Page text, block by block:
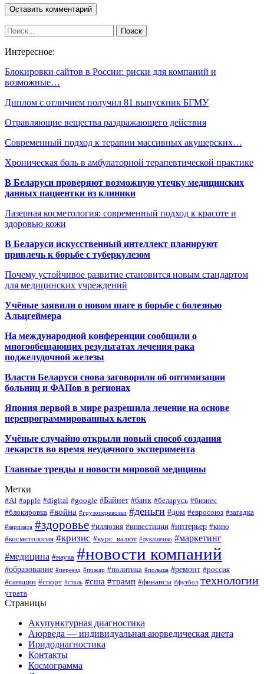
Интересное:
Блокировки сайтов в России: риски для компаний и
возможные…
Диплом с отличием получил 81 выпускник БГМУ
Отравляющие вещества раздражающего действия
Современный подход к терапии массивных акушерских…
Хроническая боль в амбулаторной терапевтической практике
В Беларуси проверяют возможную утечку медицинских
данных пациентки из клиники
Лазерная косметология: современный подход к красоте и
здоровью кожи
В Беларуси искусственный интеллект планируют
привлечь к борьбе с туберкулезом
Почему устойчивое развитие становится новым стандартом
для медицинских учреждений
Учёные заявили о новом шаге в борьбе с болезнью
Альцгеймера
На международной конференции сообщили о
многообещающих результатах лечения рака
поджелудочной железы
Власти Беларуси снова заговорили об оптимизации
больниц и ФАПов в регионах
Япония первой в мире разрешила лечение на основе
перепрограммированных клеток
Учёные случайно открыли новый способ создания
лекарств во время неудачного эксперимента
Главные тренды и новости мировой медицины
Метки
#AI #apple #digital #google #Байнет #банк #беларусь #бизнес
#блокировка #война #грузоперевозки #деньги #дом #евросоюз #загадка
#зарплата #здоровье #иллюзия #инвестиции #интерьер #кино
#косметология #кризис #курс_валют #лукашенко #маркетинг
#медицина #наука #новости компаний
#образование #переезд #пожар #политика #польша #ремонт #россия
#санкции #спорт #сталь #сша #трамп #финансы #футбол технологии
утрата
Страницы
Акупунктурная диагностика
Аюрведа — индивидуальная аюрведическая диета
Иридодиагностика
Контакты
Космограмма